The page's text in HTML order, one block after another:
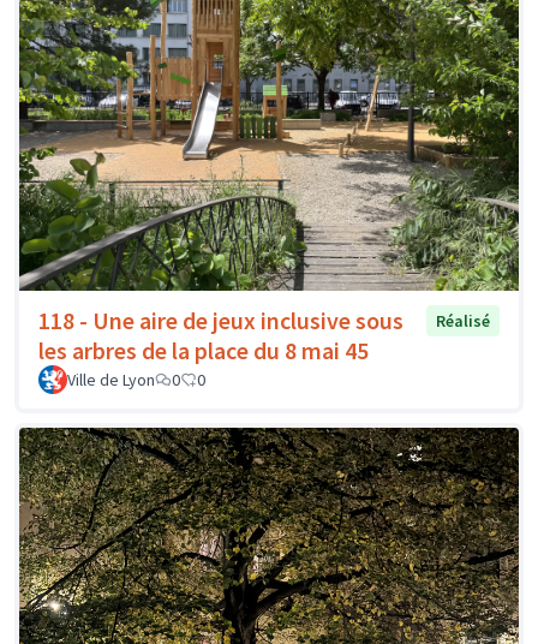
118 - Une aire de jeux inclusive sous
les arbres de la place du 8 mai 45
Réalisé
Ville de Lyon 0 0